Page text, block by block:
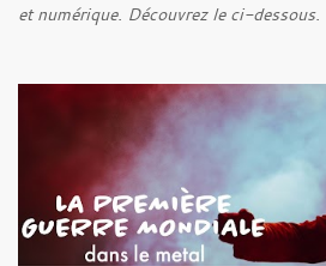
et numérique. Découvrez le ci-
Rebellion Against The Vile 05.
Sense Of Fear